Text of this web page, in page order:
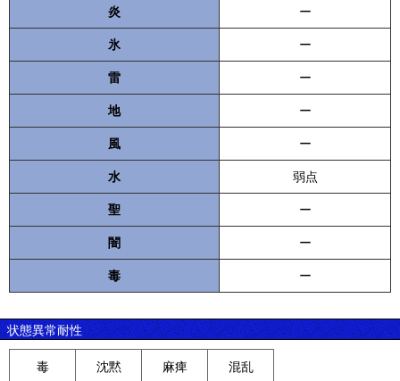
炎 ー
氷 ー
雷 ー
地 ー
風 ー
水 弱点
聖 ー
闇 ー
毒 ー
状態異常耐性
毒 沈黙 麻痺 混乱